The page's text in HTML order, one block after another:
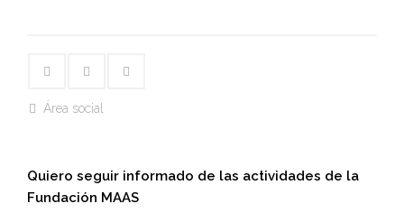
Área social
Quiero seguir informado de las actividades de la
Fundación MAAS